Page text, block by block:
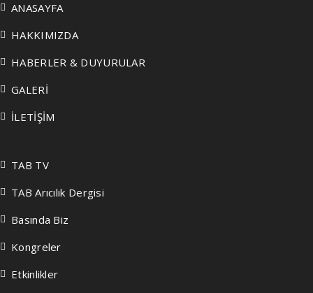
ANASAYFA
HAKKIMIZDA
HABERLER & DUYURULAR
GALERİ
İLETİŞİM
TAB TV
TAB Arıcılık Dergisi
Basında Biz
Kongreler
Etkinlikler